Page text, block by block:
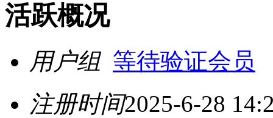
活跃概况
用户组 等待验证会员
注册时间2025-6-28